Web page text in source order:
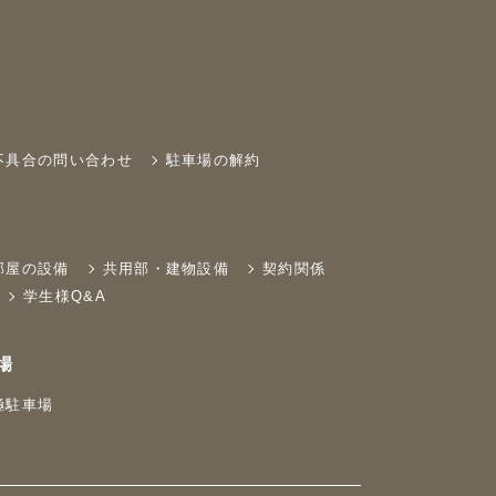
具合の問い合わせ 駐車場の解約
屋の設備 共用部・建物設備
契約関係
学生様Q&A
駐車場